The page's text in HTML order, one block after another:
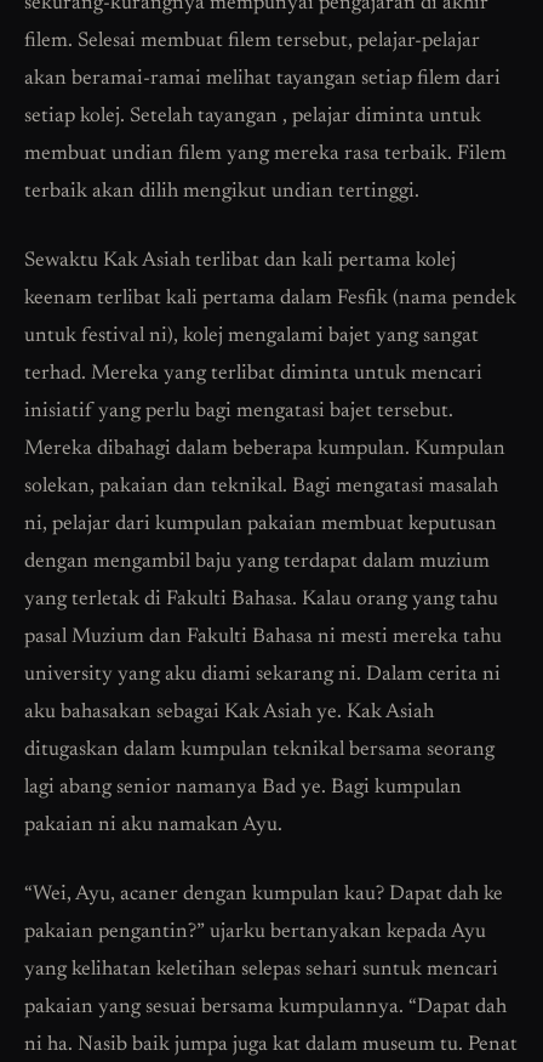
sekurang-kurangnya mempunyai pengajaran di akhir
filem. Selesai membuat filem tersebut, pelajar-pelajar
akan beramai-ramai melihat tayangan setiap filem dari
setiap kolej. Setelah tayangan , pelajar diminta untuk
membuat undian filem yang mereka rasa terbaik. Filem
terbaik akan dilih mengikut undian tertinggi.
Sewaktu Kak Asiah terlibat dan kali pertama kolej
keenam terlibat kali pertama dalam Fesfik (nama pendek
untuk festival ni), kolej mengalami bajet yang sangat
terhad. Mereka yang terlibat diminta untuk mencari
inisiatif yang perlu bagi mengatasi bajet tersebut.
Mereka dibahagi dalam beberapa kumpulan. Kumpulan
solekan, pakaian dan teknikal. Bagi mengatasi masalah
ni, pelajar dari kumpulan pakaian membuat keputusan
dengan mengambil baju yang terdapat dalam muzium
yang terletak di Fakulti Bahasa. Kalau orang yang tahu
pasal Muzium dan Fakulti Bahasa ni mesti mereka tahu
university yang aku diami sekarang ni. Dalam cerita ni
aku bahasakan sebagai Kak Asiah ye. Kak Asiah
ditugaskan dalam kumpulan teknikal bersama seorang
lagi abang senior namanya Bad ye. Bagi kumpulan
pakaian ni aku namakan Ayu.
“Wei, Ayu, acaner dengan kumpulan kau? Dapat dah ke
pakaian pengantin?” ujarku bertanyakan kepada Ayu
yang kelihatan keletihan selepas sehari suntuk mencari
pakaian yang sesuai bersama kumpulannya. “Dapat dah
ni ha. Nasib baik jumpa juga kat dalam museum tu. Penat